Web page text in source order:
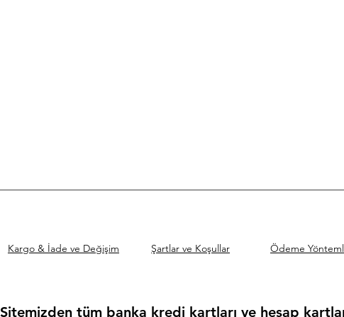
Kargo & İade ve Değişim Şartlar ve Koşullar Ödeme
Sitemizden tüm banka kredi kartları ve hesap